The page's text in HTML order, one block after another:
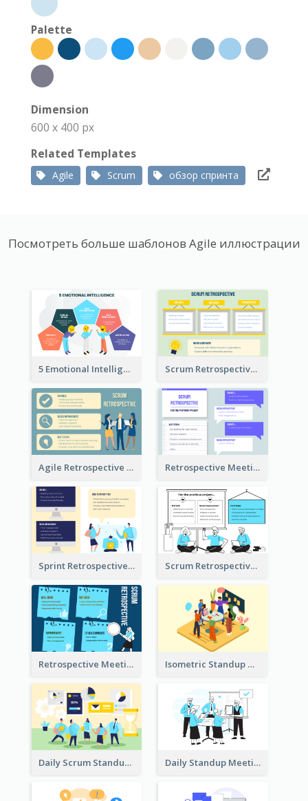
Palette
Dimension
600 x 400 px
Related Templates
Agile Scrum обзор спринта
Посмотреть больше шаблонов Agile иллюстрации
5 Emotional Intelligence Illustration Scrum Retrospective Meeting Questions
Agile Retrospective Template Retrospective Meeting Questions
Sprint Retrospective Illustration Scrum Retrospective Meeting Illustration
Retrospective Meeting Ideas Isometric Standup Meeting Illustration
Daily Scrum Standup Meeting Illustration Daily Standup Meeting Illustration